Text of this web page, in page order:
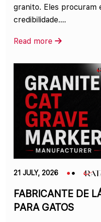
granito. Eles procuram
credibilidade....
Read more
21 JULY, 2026
FABRICANTE DE
PARA GATOS